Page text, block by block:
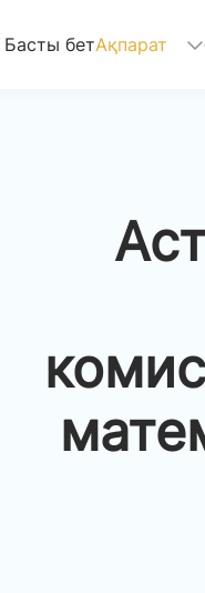
Басты бет(current)
Ақпарат